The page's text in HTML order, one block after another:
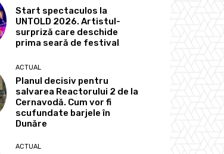
Start spectaculos la
UNTOLD 2026. Artistul-
surpriză care deschide
prima seară de festival
ACTUAL
Planul decisiv pentru
salvarea Reactorului 2 de la
Cernavodă. Cum vor fi
scufundate barjele în
Dunăre
ACTUAL